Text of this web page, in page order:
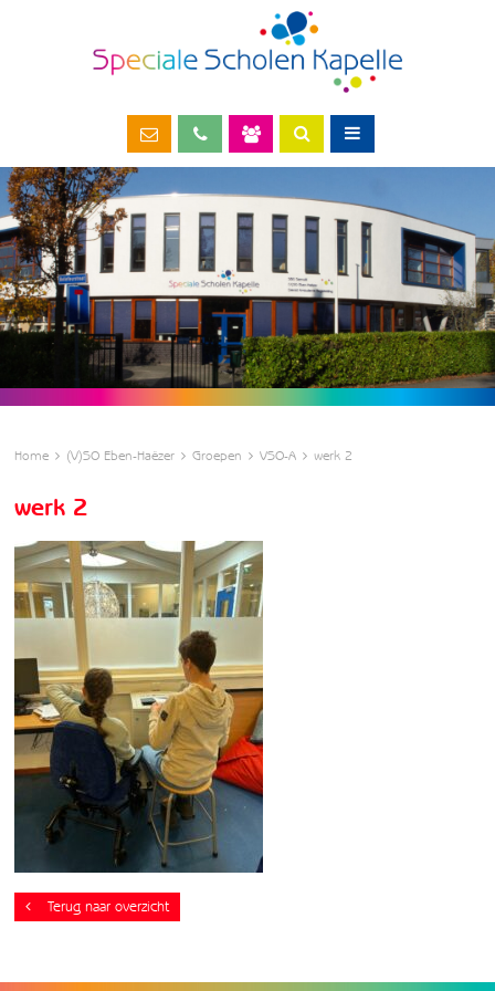
Home (V)SO Eben-Haëzer Groepen VSO-A werk 2
werk 2
Terug naar overzicht